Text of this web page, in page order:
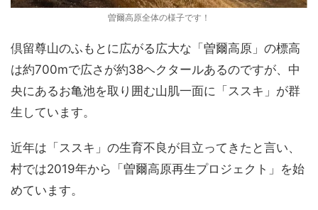
曽爾高原全体の様子です！
倶留尊山のふもとに広がる広大な「曽爾高原」の標高
は約700mで広さが約38ヘクタールあるのですが、中
央にあるお亀池を取り囲む山肌一面に「ススキ」が群
生しています。
近年は「ススキ」の生育不良が目立ってきたと言い、
村では2019年から「曽爾高原再生プロジェクト」を始
めています。